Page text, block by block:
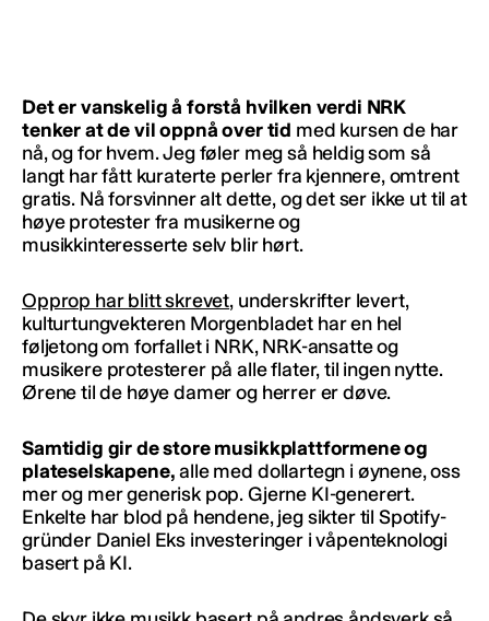
Det er vanskelig å forstå hvilken verdi NRK
tenker at de vil oppnå over tid med kursen de har
nå, og for hvem. Jeg føler meg så heldig som så
langt har fått kuraterte perler fra kjennere, omtrent
gratis. Nå forsvinner alt dette, og det ser ikke ut til at
høye protester fra musikerne og
musikkinteresserte selv blir hørt.
Opprop har blitt skrevet, underskrifter levert,
kulturtungvekteren Morgenbladet har en hel
føljetong om forfallet i NRK, NRK-ansatte og
musikere protesterer på alle flater, til ingen nytte.
Ørene til de høye damer og herrer er døve.
Samtidig gir de store musikkplattformene og
plateselskapene,alle med dollartegn i øynene, oss
mer og mer generisk pop. Gjerne KI-generert.
Enkelte har blod på hendene, jeg sikter til Spotify-
gründer Daniel Eks investeringer i våpenteknologi
basert på KI.